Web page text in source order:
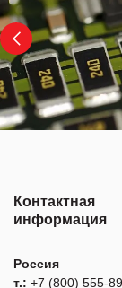
Контактная
информация
Россия
т.: +7 (800) 555-